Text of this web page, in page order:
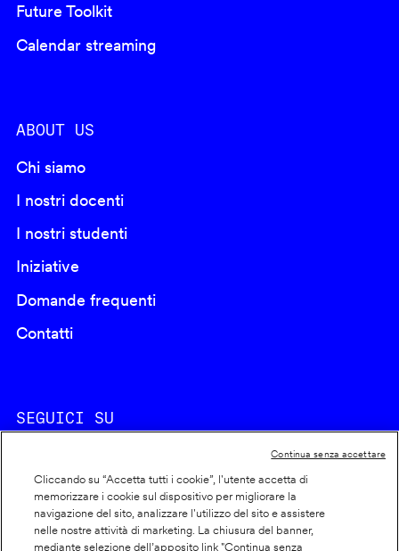
Future Toolkit
Calendar streaming
ABOUT US
Chi siamo
I nostri docenti
I nostri studenti
Iniziative
Domande frequenti
Contatti
SEGUICI SU
Cookie policy
Cliccando su “Accetta tutti i cookie”, l'utente accetta di
memorizzare i cookie sul dispositivo per migliorare la
navigazione del sito, analizzare l'utilizzo del sito e assistere
nelle nostre attività di marketing. La chiusura del banner,
mediante selezione dell’apposito link "Continua senza
Continua senza accettare